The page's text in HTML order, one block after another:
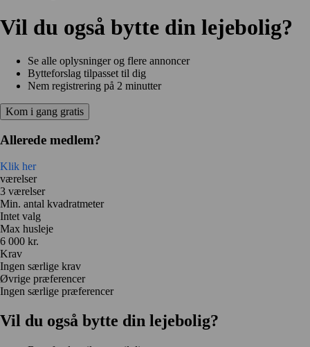
Vil du også bytte din lejebolig?
Se alle oplysninger og flere annoncer
Bytteforslag tilpasset til dig
Nem registrering på 2 minutter
Kom i gang gratis
Allerede medlem?
Klik her
værelser
3 værelser
Min. antal kvadratmeter
Intet valg
Max husleje
6 000 kr.
Krav
Ingen særlige krav
Øvrige præferencer
Ingen særlige præferencer
Vil du også bytte din lejebolig?